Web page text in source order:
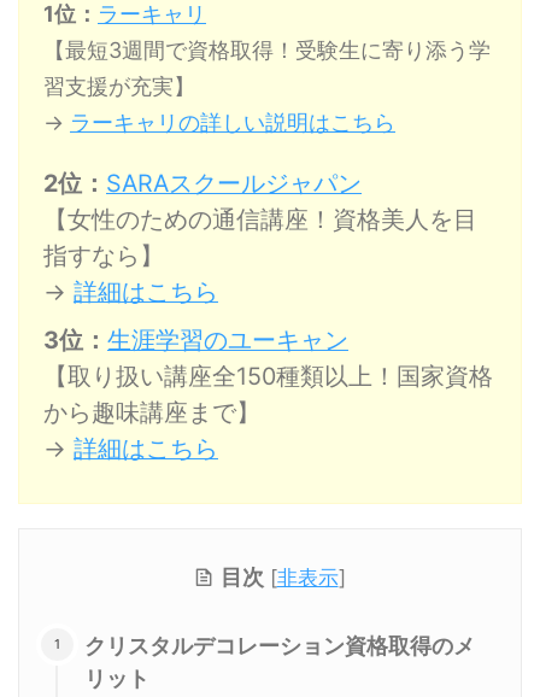
1位： ラーキャリ
【最短3週間で資格取得！受験生に寄り添う学
習支援が充実】
→ ラーキャリの詳しい説明はこちら
2位： SARAスクールジャパン
【女性のための通信講座！資格美人を目
指すなら】
→ 詳細はこちら
3位： 生涯学習のユーキャン
【取り扱い講座全150種類以上！国家資格
から趣味講座まで】
→ 詳細はこちら
目次 [非表示]
クリスタルデコレーション資格取得のメ
リット